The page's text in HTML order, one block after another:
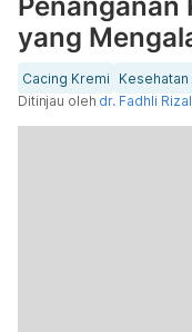
yang
Cacing Kremi Kesehatan
Ditinjau oleh dr. Fadhli